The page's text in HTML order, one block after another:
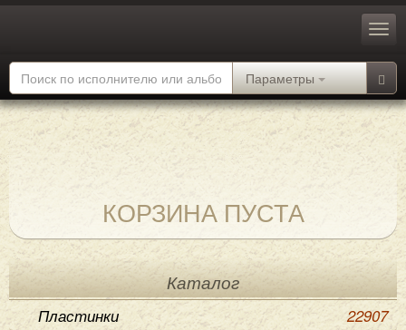
Параметры
КОРЗИНА ПУСТА
Каталог
Пластинки
22907